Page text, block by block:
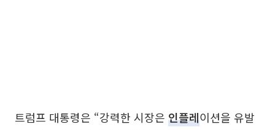
트럼프 대통령은 “강력한 시장은 인플레이션을 유발